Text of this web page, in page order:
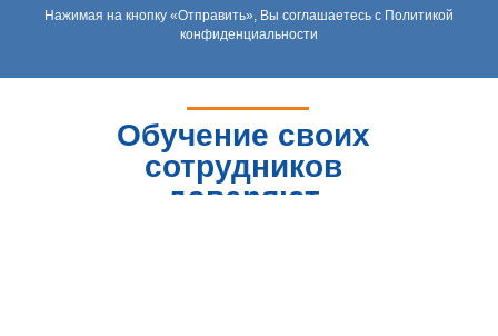
Нажимая на кнопку «Отправить», Вы соглашаетесь с Политикой
конфиденциальности
Обучение своих
сотрудников
доверяют